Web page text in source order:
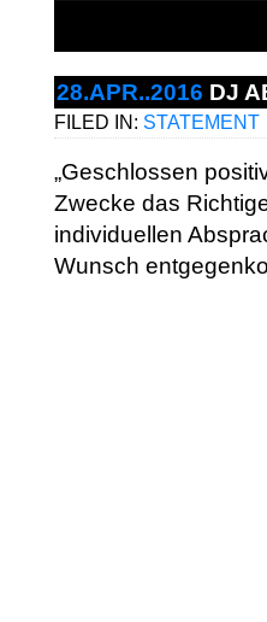
28.APR..2016 DJ
FILED IN: STATEMENT
„Geschlossen
Zwecke das
individuellen
Wunsch